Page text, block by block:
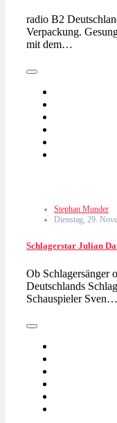
radio B2
Verpackung.
mit dem…
Stephan Munder
Dienstag, 29.
Schlagerstar Julian
Ob Schlagersänger
Deutschlands
Schauspieler Sven…